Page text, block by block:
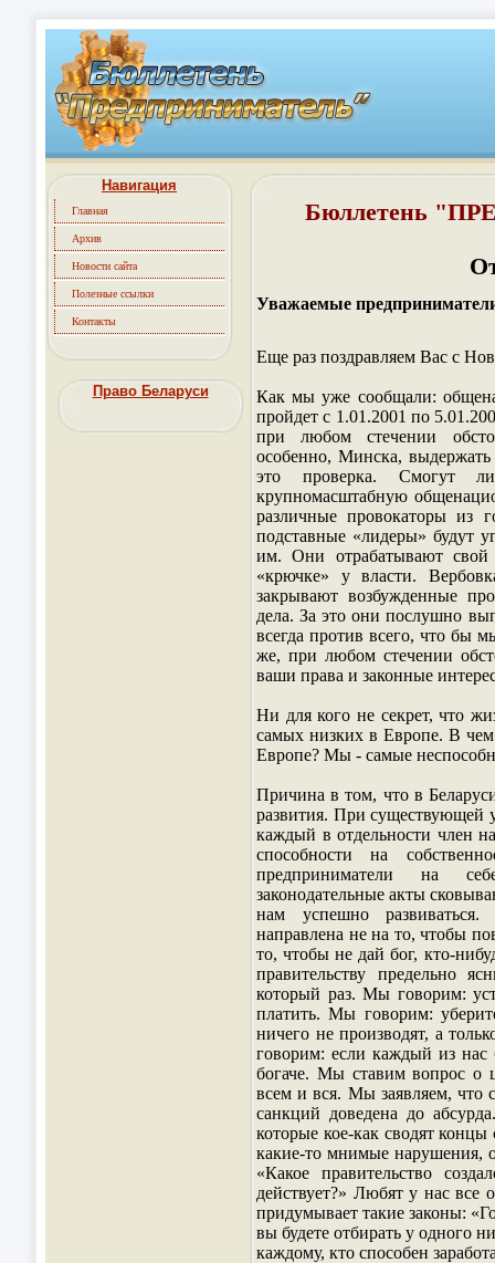
Навигация
Главная
Архив
Новости сайта
Полезные ссылки
Контакты
Право Беларуси
Бюллетень
Уважаемые
Еще раз поздравляем Вас с
Как мы уже сообщали:
пройдет с 1.01.2001 по
при любом стечении
особенно, Минска,
это проверка. Смогут ли
крупномасштабную
различные провокаторы из
подставные «лидеры» будут
им. Они отрабатывают
«крючке» у власти.
закрывают возбужденные
дела. За это они послушно
всегда против всего, что бы
же, при любом стечении
ваши права и законные
Ни для кого не секрет, что
самых низких в Европе. В
Европе? Мы - самые
Причина в том, что в
развития. При существующей у
каждый в отдельности член
способности на
предприниматели на
законодательные акты
нам успешно развиваться.
направлена не на то, чтобы
то, чтобы не дай бог, кто-
правительству предельно
который раз. Мы говорим:
платить. Мы говорим:
ничего не производят, а
говорим: если каждый из нас
богаче. Мы ставим вопрос о
всем и вся. Мы заявляем, что
санкций доведена до
которые кое-как сводят
какие-то мнимые нарушения,
«Какое правительство
действует?» Любят у нас все
придумывает такие законы:
вы будете отбирать у одного
каждому, кто способен